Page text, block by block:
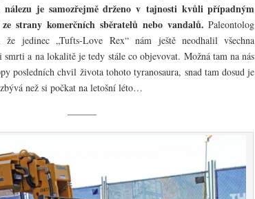
nálezu je samozřejmě drženo v tajnosti kvůli případným
strany komerčních sběratelů nebo vandalů. Paleontolog
jedinec „Tufts-Love Rex“ nám ještě neodhalil všechna
a na lokalitě je tedy stále co objevovat. Možná tam na nás
posledních chvil života tohoto tyranosaura, snad tam dosud je
než si počkat na letošní léto…
———